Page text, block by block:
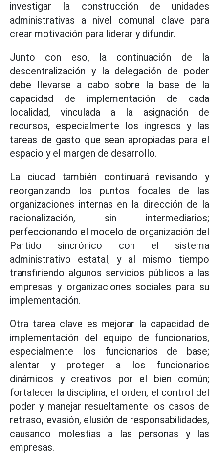
investigar la construcción de unidades
administrativas a nivel comunal clave para
crear motivación para liderar y difundir.
Junto con eso, la continuación de la
descentralización y la delegación de poder
debe llevarse a cabo sobre la base de la
capacidad de implementación de cada
localidad, vinculada a la asignación de
recursos, especialmente los ingresos y las
tareas de gasto que sean apropiadas para el
espacio y el margen de desarrollo.
La ciudad también continuará revisando y
reorganizando los puntos focales de las
organizaciones internas en la dirección de la
racionalización, sin intermediarios;
perfeccionando el modelo de organización del
Partido sincrónico con el sistema
administrativo estatal, y al mismo tiempo
transfiriendo algunos servicios públicos a las
empresas y organizaciones sociales para su
implementación.
Otra tarea clave es mejorar la capacidad de
implementación del equipo de funcionarios,
especialmente los funcionarios de base;
alentar y proteger a los funcionarios
dinámicos y creativos por el bien común;
fortalecer la disciplina, el orden, el control del
poder y manejar resueltamente los casos de
retraso, evasión, elusión de responsabilidades,
causando molestias a las personas y las
empresas.